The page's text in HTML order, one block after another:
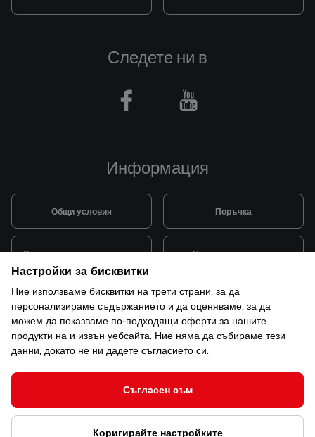
Информация
Общи условия Поръчка
Видове и цена за транспорт Начини на плащане
Система за лоялни клиенти Монтаж и поддръжка
Рекламации и гаранция
Следете ни в
Facebook Youtube
Настройки за бисквитки
Ние използваме бисквитки на трети страни, за да
персонализираме съдържанието и да оценяваме, за да
можем да показваме по-подходящи оферти за нашите
продукти на и извън уебсайта. Ние няма да събираме тези
данни, докато не ни дадете съгласието си.
Съгласен съм
Коригирайте настройките